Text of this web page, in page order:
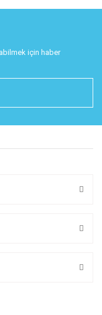
için haber